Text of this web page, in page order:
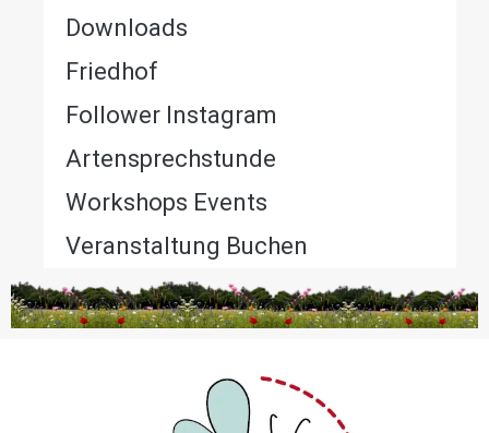
Downloads
Friedhof
Follower Instagram
Artensprechstunde
Workshops Events
Veranstaltung Buchen